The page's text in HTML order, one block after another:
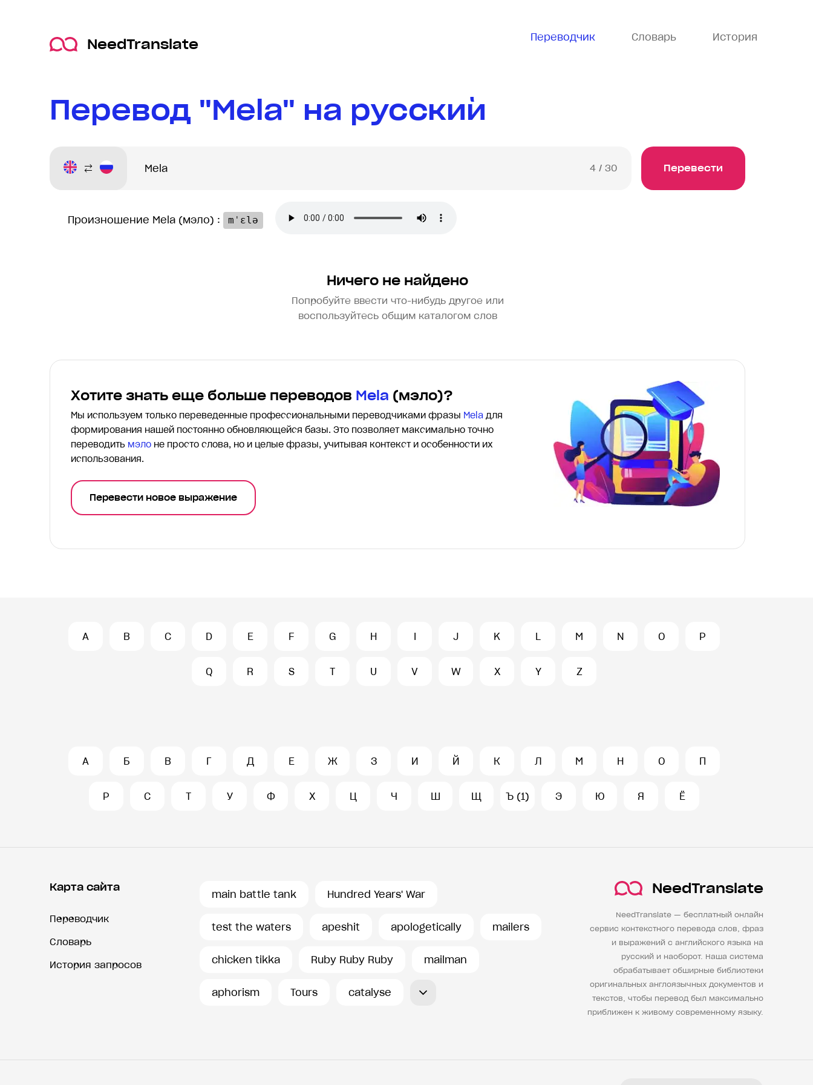
NeedTranslate Переводчик Словарь История
Перевод "Mela" на русский
4 / 30 Перевести
Произношение Mela (мэло) : mˈɛlə
Ничего не найдено
Попробуйте ввести что-нибудь другое или
воспользуйтесь общим каталогом слов
Хотите знать еще больше переводов Mela (мэло)?
Мы используем только переведенные профессиональными переводчиками фразы Mela для
формирования нашей постоянно обновляющейся базы. Это позволяет максимально точно
переводить мэло не просто слова, но и целые фразы, учитывая контекст и особенности их
использования.
Перевести новое выражение
A B C D E F G H I J K L M N O P
Q R S T U V W X Y Z
А Б В Г Д Е Ж З И Й К Л М Н О П
Р С Т У Ф Х Ц Ч Ш Щ Ъ (1) Э Ю Я Ё
Карта сайта
Переводчик
Словарь
История запросов
main battle tank Hundred Years' War
test the waters apeshit apologetically mailers
chicken tikka Ruby Ruby Ruby mailman
aphorism Tours catalyse
NeedTranslate
NeedTranslate — бесплатный онлайн
сервис контекстного перевода слов, фраз
и выражений с английского языка на
русский и наоборот. Наша система
обрабатывает обширные библиотеки
оригинальных англоязычных документов и
текстов, чтобы перевод был максимально
приближен к живому современному языку.